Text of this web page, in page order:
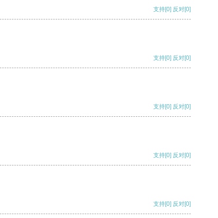
支持[0] 反对[0]
支持[0] 反对[0]
支持[0] 反对[0]
支持[0] 反对[0]
支持[0] 反对[0]